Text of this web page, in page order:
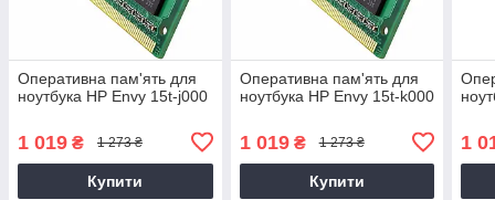
Оперативна пам'ять для
ноутбука HP Envy 15t-j000
1 019 ₴ 1 273 ₴
Купити
Оперативна пам'ять для
ноутбука HP Envy 15t-k000
1 019₴ 1 273 ₴
Купити
1